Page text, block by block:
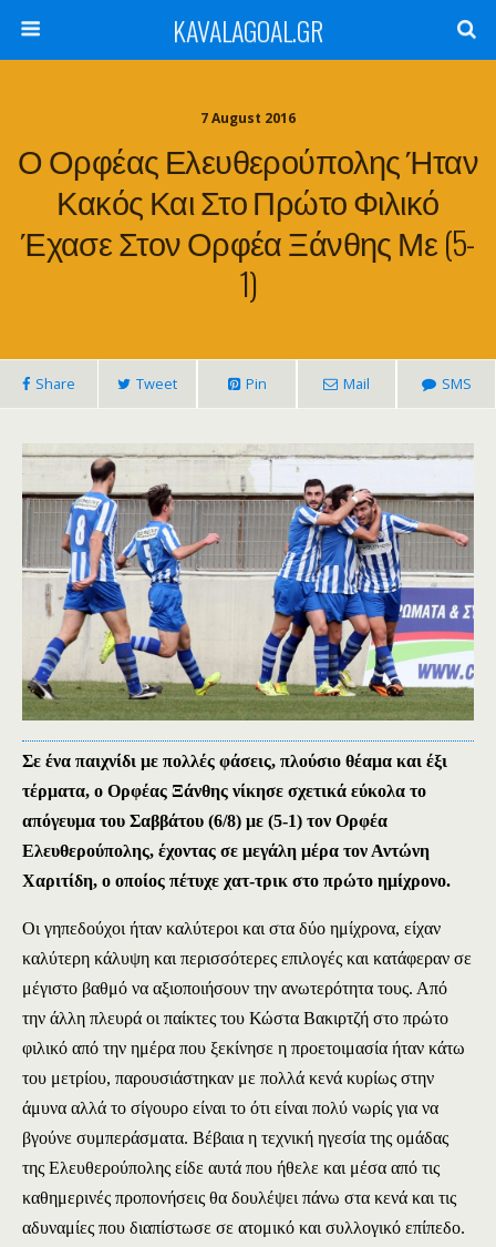
KAVALAGOAL.GR
7 August 2016
Ο Ορφέας Ελευθερούπολης Ήταν
Κακός Και Στο Πρώτο Φιλικό
Έχασε Στον Ορφέα Ξάνθης Με (5-
1)
Share Tweet Pin Mail SMS
Σε ένα παιχνίδι με πολλές φάσεις, πλούσιο θέαμα και έξι
τέρματα, ο Ορφέας Ξάνθης νίκησε σχετικά εύκολα το
απόγευμα του Σαββάτου (6/8) με (5-1) τον Ορφέα
Ελευθερούπολης, έχοντας σε μεγάλη μέρα τον Αντώνη
Χαριτίδη, ο οποίος πέτυχε χατ-τρικ στο πρώτο ημίχρονο.
Οι γηπεδούχοι ήταν καλύτεροι και στα δύο ημίχρονα, είχαν
καλύτερη κάλυψη και περισσότερες επιλογές και κατάφεραν σε
μέγιστο βαθμό να αξιοποιήσουν την ανωτερότητα τους. Από
την άλλη πλευρά οι παίκτες του Κώστα Βακιρτζή στο πρώτο
φιλικό από την ημέρα που ξεκίνησε η προετοιμασία ήταν κάτω
του μετρίου, παρουσιάστηκαν με πολλά κενά κυρίως στην
άμυνα αλλά το σίγουρο είναι το ότι είναι πολύ νωρίς για να
βγούνε συμπεράσματα. Βέβαια η τεχνική ηγεσία της ομάδας
της Ελευθερούπολης είδε αυτά που ήθελε και μέσα από τις
καθημερινές προπονήσεις θα δουλέψει πάνω στα κενά και τις
αδυναμίες που διαπίστωσε σε ατομικό και συλλογικό επίπεδο.